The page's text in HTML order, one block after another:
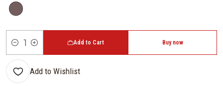
Quantity
Add to Cart Buy now
Add to Wishlist